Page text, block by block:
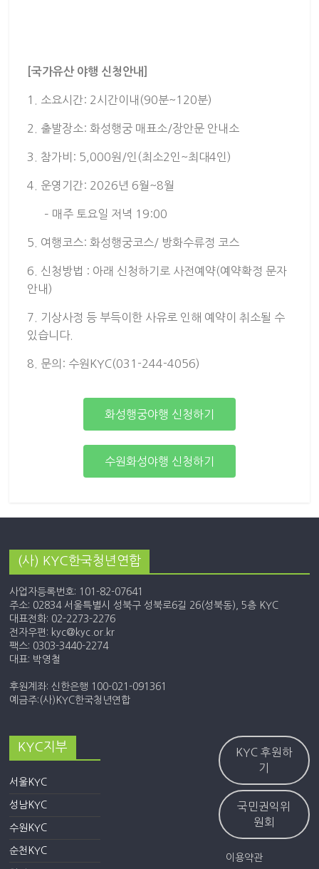
[국가유산 야행 신청안내]
1. 소요시간: 2시간이내(90분~120분)
2. 출발장소: 화성행궁 매표소/장안문 안내소
3. 참가비: 5,000원/인(최소2인~최대4인)
4. 운영기간: 2026년 6월~8월
– 매주 토요일 저녁 19:00
5. 여행코스: 화성행궁코스/ 방화수류정 코스
6. 신청방법 : 아래 신청하기로 사전예약(예약확정 문자
안내)
7. 기상사정 등 부득이한 사유로 인해 예약이 취소될 수
있습니다.
8. 문의: 수원KYC(031-244-4056)
화성행궁야행 신청하기
수원화성야행 신청하기
(사) KYC한국청년연합
사업자등록번호: 101-82-07641
주소: 02834 서울특별시 성북구 성북로6길 26(성북동), 5층 KYC
대표전화: 02-2273-2276
전자우편: kyc@kyc.or.kr
팩스: 0303-3440-2274
대표: 박영철
후원계좌: 신한은행 100-021-091361
예금주:(사)KYC한국청년연합
KYC지부
서울KYC
성남KYC
수원KYC
순천KYC
KYC 후원하
기
국민권익위
원회
이용약관